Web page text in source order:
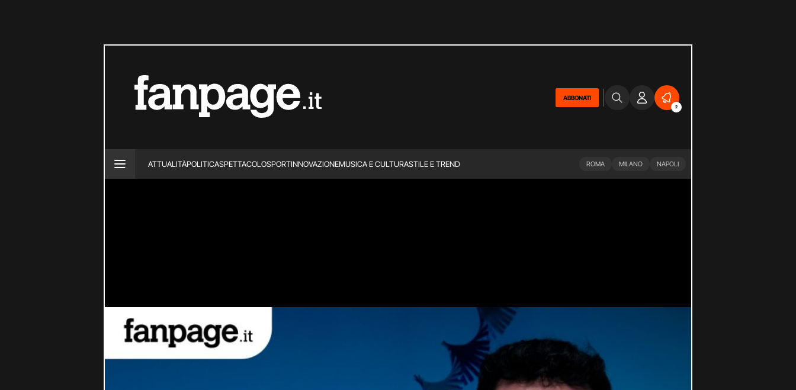
ABBONATI
2
ATTUALITÀPOLITICASPETTACOLOSPORTINNOVAZIONEMUSICA E CULTURASTILE E TREND ROMA MILANO NAPOLI